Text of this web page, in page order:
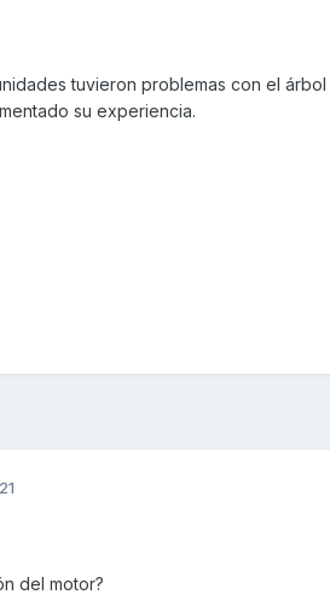
tuvieron problemas con el
su experiencia.
del motor?